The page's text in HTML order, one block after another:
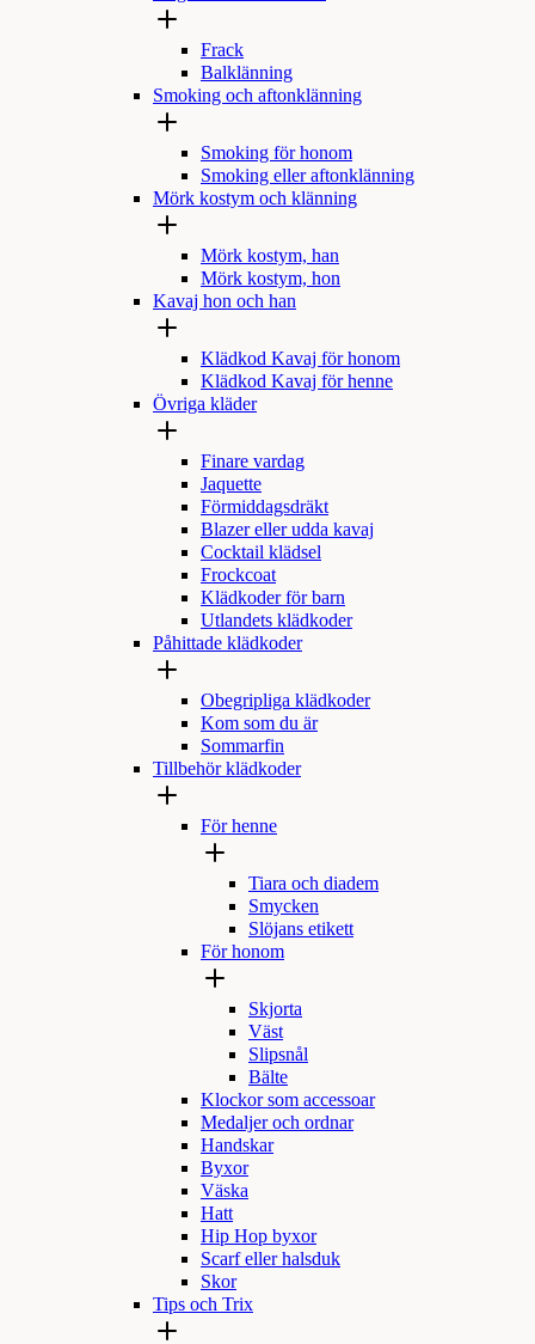
Frack
Balklänning
Smoking och aftonklänning
Smoking för honom
Smoking eller aftonklänning
Mörk kostym och klänning
Mörk kostym, han
Mörk kostym, hon
Kavaj hon och han
Klädkod Kavaj för honom
Klädkod Kavaj för henne
Övriga kläder
Finare vardag
Jaquette
Förmiddagsdräkt
Blazer eller udda kavaj
Cocktail klädsel
Frockcoat
Klädkoder för barn
Utlandets klädkoder
Påhittade klädkoder
Obegripliga klädkoder
Kom som du är
Sommarfin
Tillbehör klädkoder
För henne
Tiara och diadem
Smycken
Slöjans etikett
För honom
Skjorta
Väst
Slipsnål
Bälte
Klockor som accessoar
Medaljer och ordnar
Handskar
Byxor
Väska
Hatt
Hip Hop byxor
Scarf eller halsduk
Skor
Tips och Trix